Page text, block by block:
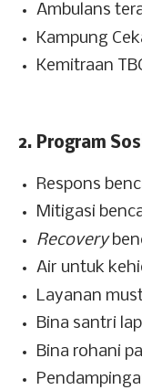
Ambulans
Kampung
Kemitraan
2. Program
Respons
Mitigasi
Recovery
Air untuk
Layanan
Bina santri
Bina rohani